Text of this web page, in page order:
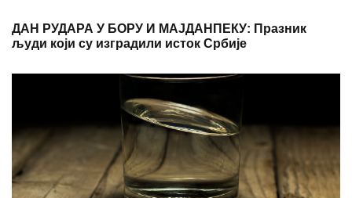
ДАН РУДАРА У БОРУ И МАЈДАНПЕКУ: Празник
људи који су изградили исток Србије